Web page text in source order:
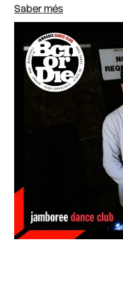
Saber més